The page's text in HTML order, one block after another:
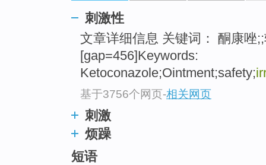
刺激性
文章详细信息 关键词： 酮康唑
[gap=456]Keywords:
Ketoconazole;Ointment;safety;
基于3756个网页-相关网页
刺激
烦躁
短语